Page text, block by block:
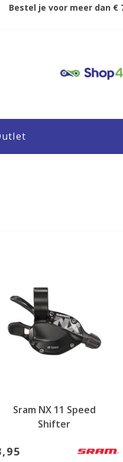
Bestel je voor meer dan €
Sram NX 11 Speed
Shifter